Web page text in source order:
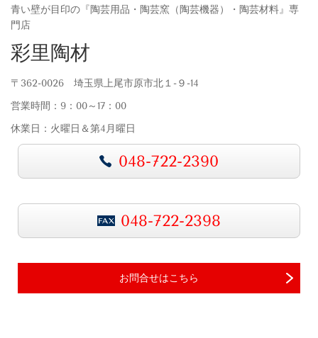
青い壁が目印の『陶芸用品・陶芸窯（陶芸機器）・陶芸材料』専
門店
彩里陶材
〒362-0026 埼玉県上尾市原市北１-９-14
営業時間：9：00～17：00
休業日：火曜日＆第4月曜日
048-722-2390
048-722-2398
お問合せはこちら